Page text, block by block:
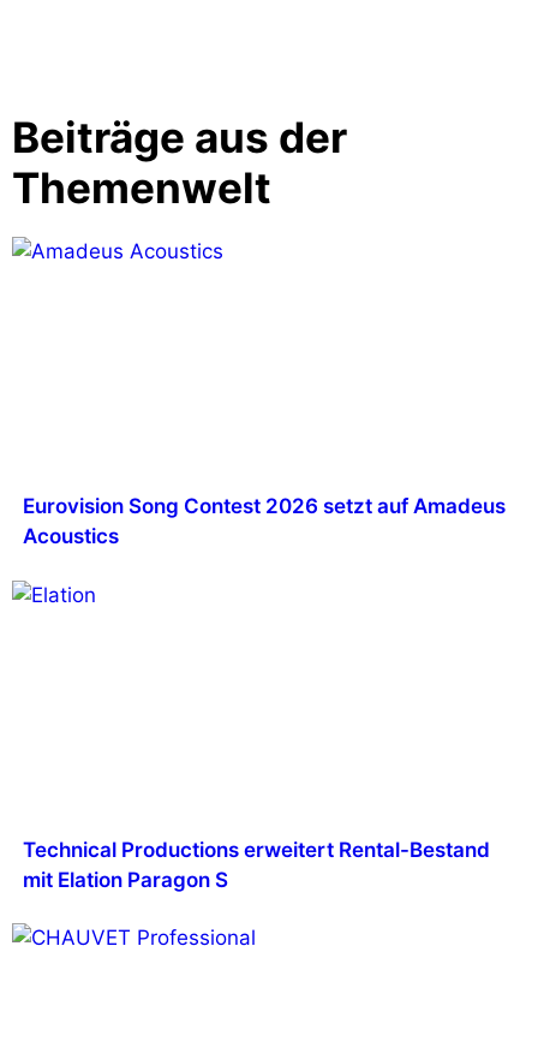
Beiträge aus der
Themenwelt
Eurovision Song Contest 2026 setzt auf Amadeus
Acoustics
Technical Productions erweitert Rental-Bestand
mit Elation Paragon S